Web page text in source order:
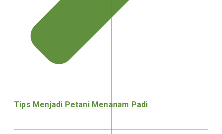
Tips Menjadi Petani Menanam Padi